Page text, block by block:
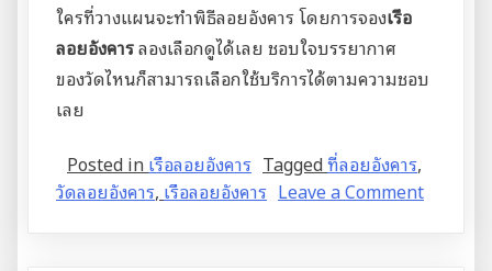
ใครที่วางแผนจะทำพิธีลอยอังคาร โดยการจองเรือ
ลอยอังคารลองเลือกดูได้เลย ชอบใจบรรยากาศ
ของวัดไหนก็สามารถเลือกใช้บริการได้ตามความชอบ
เลย
Posted inเรือลอยอังคาร Taggedที่ลอยอังคาร,
วัดลอยอังคาร, เรือลอยอังคาร Leave a Commenton